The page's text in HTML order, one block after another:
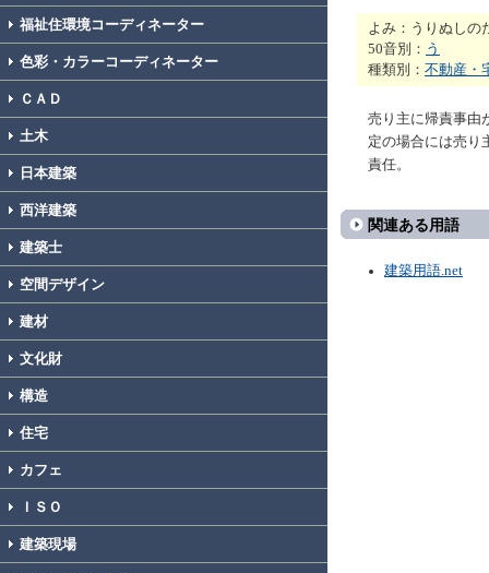
福祉住環境コーディネーター
色彩・カラーコーディネーター
ＣＡＤ
土木
日本建築
西洋建築
建築士
空間デザイン
建材
文化財
構造
住宅
カフェ
ＩＳＯ
建築現場
よみ：うりぬしの
50音別： う
種類別： 不動産・
売り主に帰責事由
定の場合には売り
責任。
関連ある用語
建築用語.net